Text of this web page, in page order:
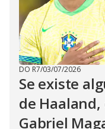
DO R7/03/07/2026
Se existe
de
Gabriel